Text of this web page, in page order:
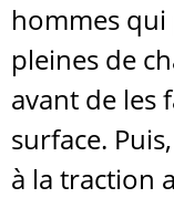
hommes
pleines de
avant de les
surface.
à la traction